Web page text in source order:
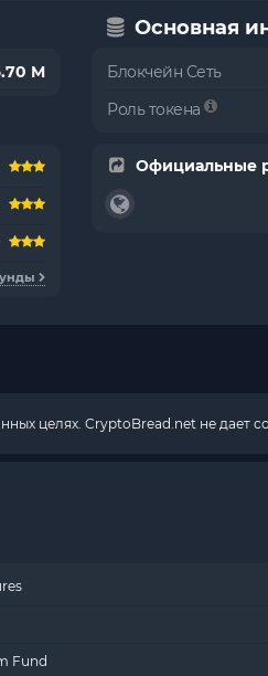
M
Основная
Блокчейн Сеть
Роль токена
Официальные
целях. CryptoBread.net не дает
Fund